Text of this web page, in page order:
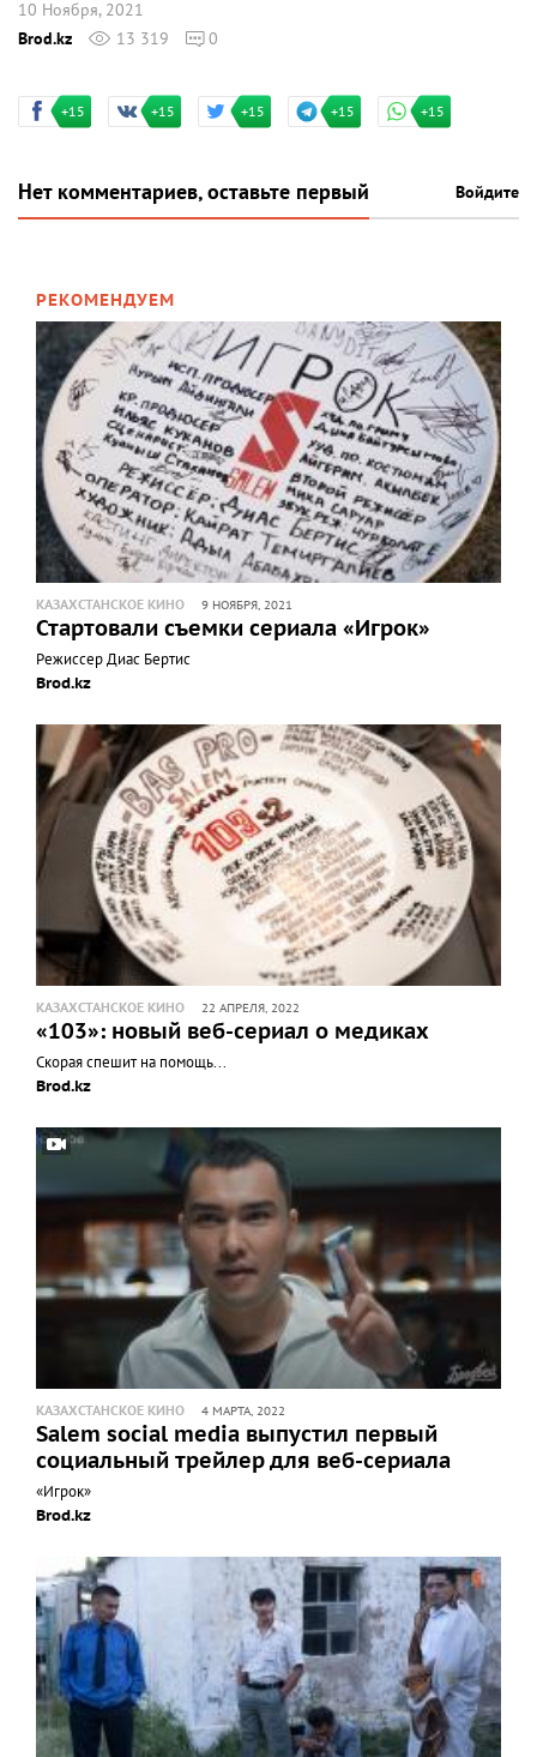
10 Ноября, 2021
Brod.kz
13 319 0
+15 +15 +15 +15 +15
Нет комментариев, оставьте первый Войдите
РЕКОМЕНДУЕМ
КАЗАХСТАНСКОЕ КИНО 9 НОЯБРЯ, 2021
Стартовали съемки сериала «Игрок»
Режиссер Диас Бертис
Brod.kz
КАЗАХСТАНСКОЕ КИНО 22 АПРЕЛЯ, 2022
«103»: новый веб-сериал о медиках
Скорая спешит на помощь...
Brod.kz
КАЗАХСТАНСКОЕ КИНО 4 МАРТА, 2022
Salem social media выпустил первый
социальный трейлер для веб-сериала
«Игрок»
Brod.kz